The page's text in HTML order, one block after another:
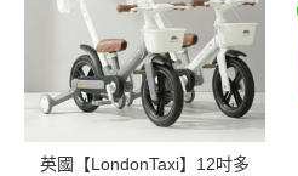
英國【LondonTaxi】12吋多